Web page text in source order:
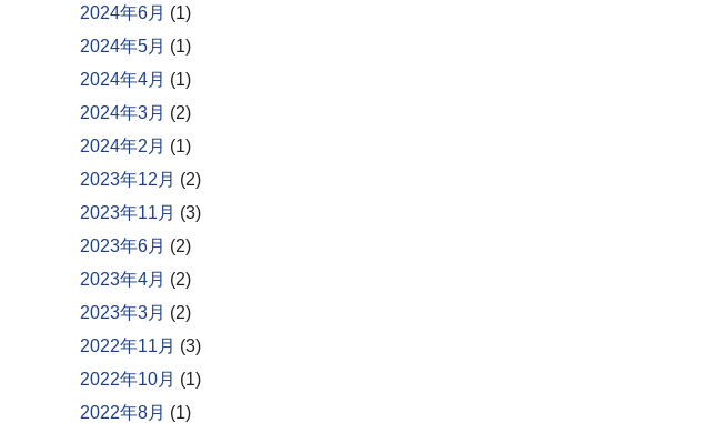
2024年6月 (1)
2024年5月 (1)
2024年4月 (1)
2024年3月 (2)
2024年2月 (1)
2023年12月 (2)
2023年11月 (3)
2023年6月 (2)
2023年4月 (2)
2023年3月 (2)
2022年11月 (3)
2022年10月 (1)
2022年8月 (1)